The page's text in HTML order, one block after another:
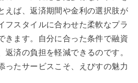
えば、返済期間や金利の選択肢が
フスタイルに合わせた柔軟なプラ
きます。自分に合った条件で融資
返済の負担を軽減できるのです。
ったサービスこそ、えびすの魅力